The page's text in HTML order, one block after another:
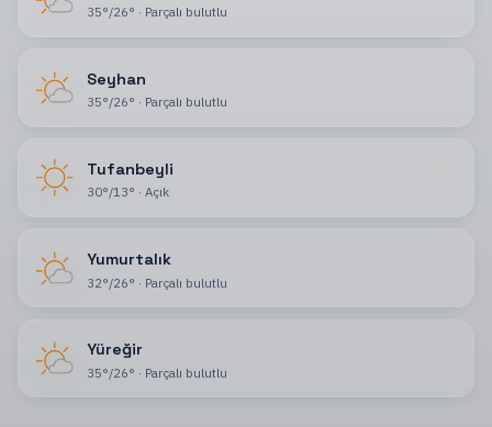
35°/26° · Parçalı bulutlu
Seyhan
35°/26° · Parçalı bulutlu
Tufanbeyli
30°/13° · Açık
Yumurtalık
32°/26° · Parçalı bulutlu
Yüreğir
35°/26° · Parçalı bulutlu